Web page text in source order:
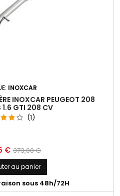
INOXCAR
INOXCAR PEUGEOT 208
GTI 208 CV
(1)
€ Prix
de
base
373,00 €
au panier
sous 48h/72H